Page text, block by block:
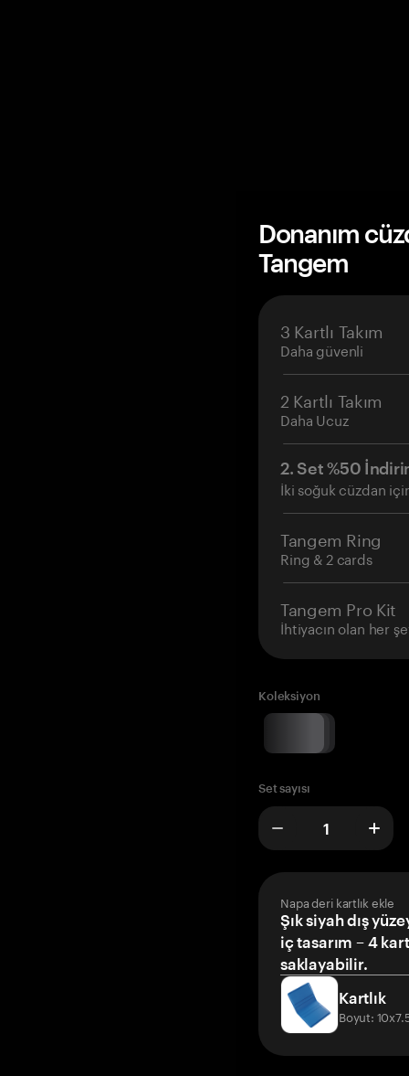
Donanım
Tangem
3 Kartlı Takım
Daha güvenli
2 Kartlı Takım
Daha Ucuz
2. Set %50
İki soğuk cüzdan
Tangem Ring
Ring & 2 cards
Tangem Pro Kit
İhtiyacın olan her
Koleksiyon
Set sayısı
Napa deri kartlık ekle
Şık siyah dış
iç tasarım – 4
saklayabilir.
Kartlık
Boyut: